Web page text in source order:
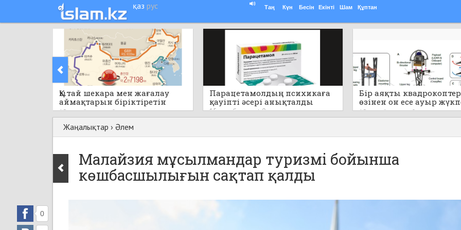
қаз рус Таң Күн Бесін Екінті Шам Құптан
Қытай шекара мен жағалау
аймақтарын біріктіретін
бірегей стратегиялық жобаны
қолға алады
15 сағат бұрын 0
Парацетамолдың психикаға
қауіпті әсері анықталды
15 сағат бұрын 0
Бір аяқты квадрокоптер
өзінен он есе ауыр
секіре алады (видео)
15 сағат бұрын 0
Жаңалықтар › Әлем
Малайзия мұсылмандар туризмі бойынша
көшбасшылығын сақтап қалды
0